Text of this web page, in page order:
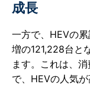
成長
一方で、HEVの
増の121,228台と
ます。これは、
で、HEVの人気